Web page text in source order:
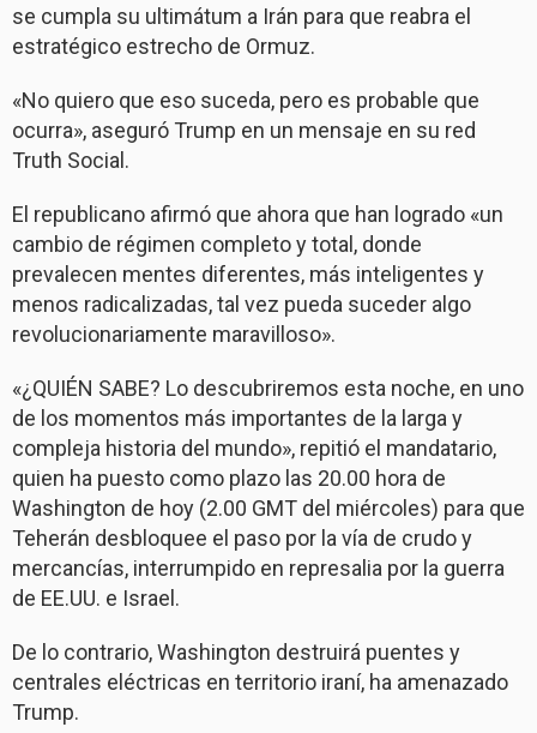
se cumpla su ultimátum a Irán para que reabra el
estratégico estrecho de Ormuz.
«No quiero que eso suceda, pero es probable que
ocurra», aseguró Trump en un mensaje en su red
Truth Social.
El republicano afirmó que ahora que han logrado «un
cambio de régimen completo y total, donde
prevalecen mentes diferentes, más inteligentes y
menos radicalizadas, tal vez pueda suceder algo
revolucionariamente maravilloso».
«¿QUIÉN SABE? Lo descubriremos esta noche, en uno
de los momentos más importantes de la larga y
compleja historia del mundo», repitió el mandatario,
quien ha puesto como plazo las 20.00 hora de
Washington de hoy (2.00 GMT del miércoles) para que
Teherán desbloquee el paso por la vía de crudo y
mercancías, interrumpido en represalia por la guerra
de EE.UU. e Israel.
De lo contrario, Washington destruirá puentes y
centrales eléctricas en territorio iraní, ha amenazado
Trump.